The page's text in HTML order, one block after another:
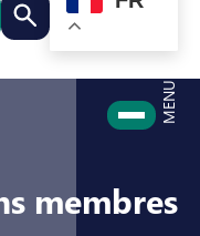
Rechercher quelque
MENU
membres